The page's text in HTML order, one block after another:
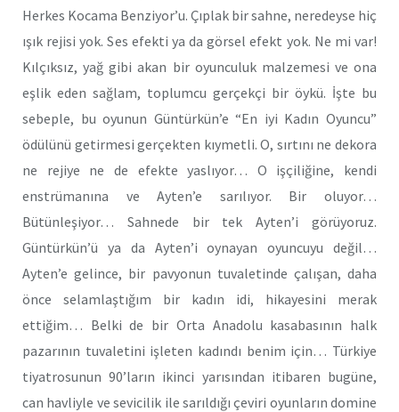
Herkes Kocama Benziyor’u. Çıplak bir sahne, neredeyse hiç
ışık rejisi yok. Ses efekti ya da görsel efekt yok. Ne mi var!
Kılçıksız, yağ gibi akan bir oyunculuk malzemesi ve ona
eşlik eden sağlam, toplumcu gerçekçi bir öykü. İşte bu
sebeple, bu oyunun Güntürkün’e “En iyi Kadın Oyuncu”
ödülünü getirmesi gerçekten kıymetli. O, sırtını ne dekora
ne rejiye ne de efekte yaslıyor… O işçiliğine, kendi
enstrümanına ve Ayten’e sarılıyor. Bir oluyor…
Bütünleşiyor… Sahnede bir tek Ayten’i görüyoruz.
Güntürkün’ü ya da Ayten’i oynayan oyuncuyu değil…
Ayten’e gelince, bir pavyonun tuvaletinde çalışan, daha
önce selamlaştığım bir kadın idi, hikayesini merak
ettiğim… Belki de bir Orta Anadolu kasabasının halk
pazarının tuvaletini işleten kadındı benim için… Türkiye
tiyatrosunun 90’ların ikinci yarısından itibaren bugüne,
can havliyle ve sevicilik ile sarıldığı çeviri oyunların domine